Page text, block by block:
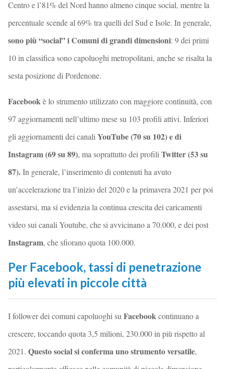
Centro e l’81% del Nord hanno almeno cinque social, mentre la
percentuale scende al 69% tra quelli del Sud e Isole. In generale,
sono più “social” i Comuni di grandi dimensioni: 9 dei primi
10 in classifica sono capoluoghi metropolitani, anche se risalta la
sesta posizione di Pordenone.
Facebookè lo strumento utilizzato con maggiore continuità, con
97 aggiornamenti nell’ultimo mese su 103 profili attivi. Inferiori
gli aggiornamenti dei canaliYouTube (70 su 102) e di
Instagram (69 su 89), ma soprattutto dei profiliTwitter (53 su
87).In generale, l’inserimento di contenuti ha avuto
un’accelerazione tra l’inizio del 2020 e la primavera 2021 per poi
assestarsi, ma si evidenzia la continua crescita dei caricamenti
video sui canali Youtube, che si avvicinano a 70.000, e dei post
Instagram, che sfiorano quota 100.000.
Per Facebook, tassi di penetrazione
più elevati in piccole città
I follower dei comuni capoluoghi suFacebookcontinuano a
crescere, toccando quota 3,5 milioni, 230.000 in più rispetto al
2021. Questo social si conferma uno strumento versatile,